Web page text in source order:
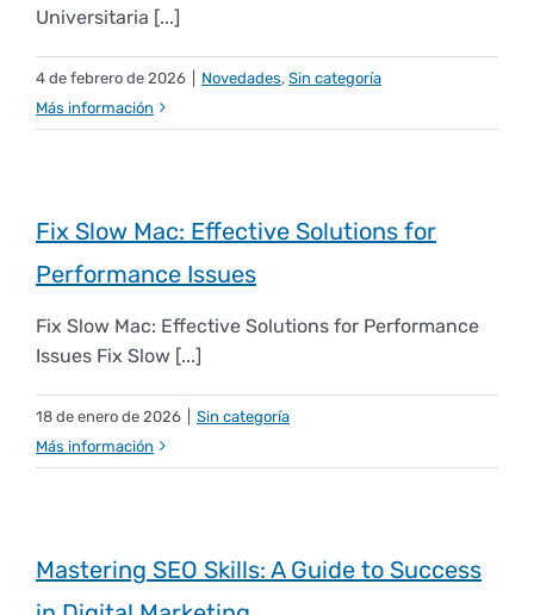
Universitaria [...]
4 de febrero de 2026 Novedades, Sin categoría
Más información
Fix Slow Mac: Effective Solutions for
Performance Issues
Fix Slow Mac: Effective Solutions for Performance
Issues Fix Slow [...]
18 de enero de 2026
Sin categoría
Más información
Mastering SEO Skills: A Guide to Success